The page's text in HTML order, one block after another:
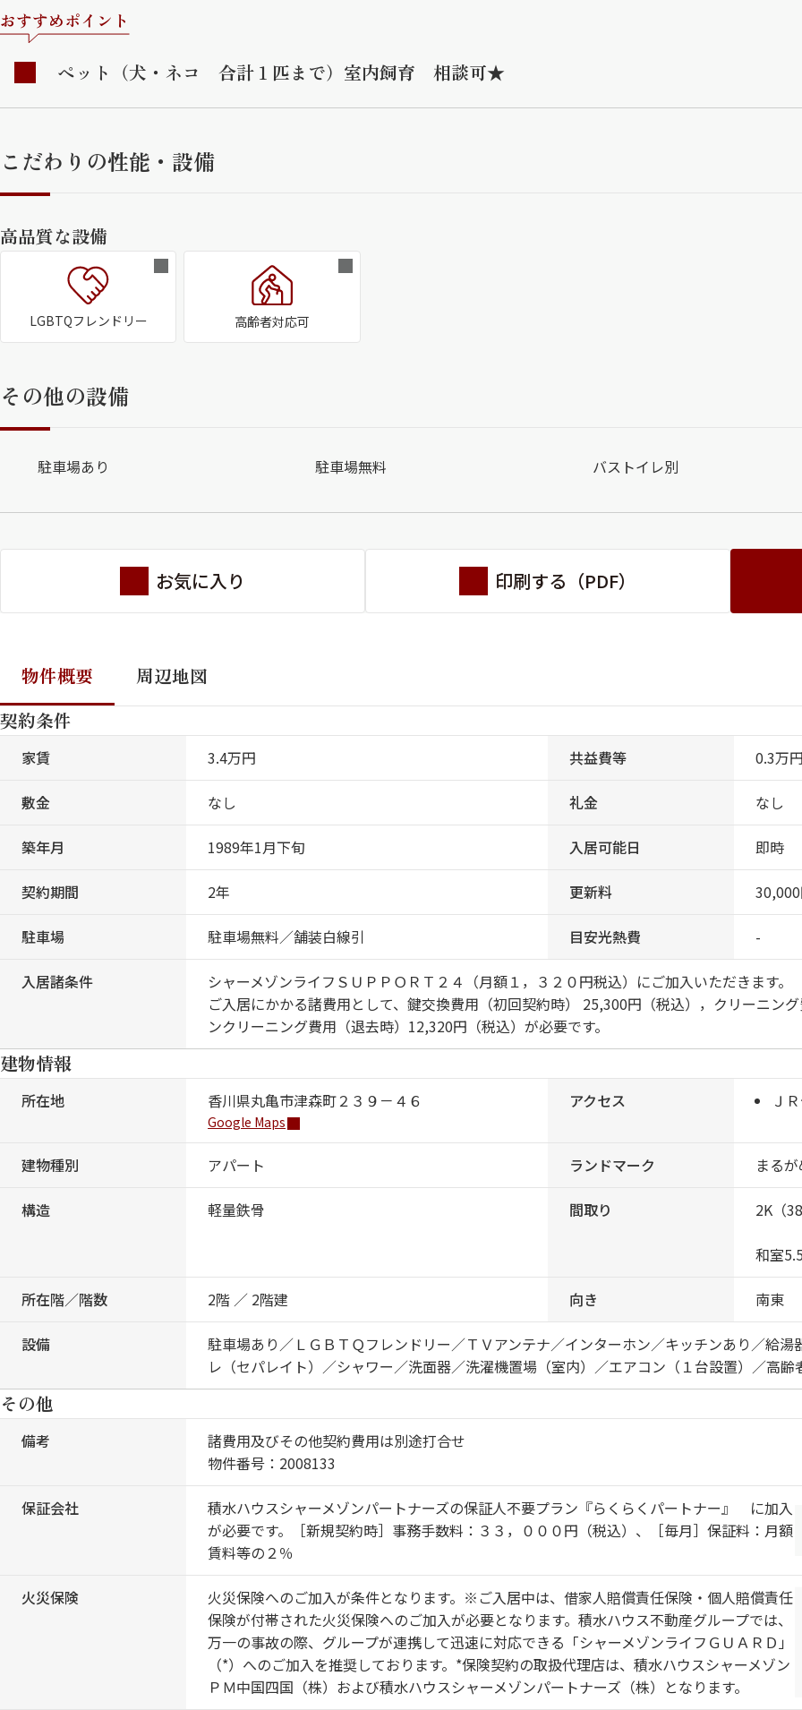
おすすめポイント
ペット（犬・ネコ 合計１匹まで）室内飼育 相談可★
こだわりの性能・設備
高品質な設備
LGBTQフレンドリー 高齢者対応可
その他の設備
駐車場あり 駐車場無料 バストイレ別
お気に入り 印刷する（PDF）
物件概要
周辺地図
契約条件
家賃 3.4万円 共益費等 0.3万
敷金 なし 礼金 なし
築年月 1989年1月下旬 入居可能日 即時
契約期間 2年 更新料
駐車場 駐車場無料／舗装白線引 目安光熱費 -
入居諸条件
シャーメゾンライフＳＵＰＰＯＲＴ２４（月額１，３２０円税込）にご加入いただきます。
ご入居にかかる諸費用として、鍵交換費用（初回契約時） 25,300円（税込），クリーニン
ンクリーニング費用（退去時）12,320円（税込）が必要です。
建物情報
所在地 香川県丸亀市津森町２３９－４６
Google Maps
アクセス Ｊ
建物種別 アパート ランドマーク まる
構造 軽量鉄骨 間取り 2K（
和室
所在階／階数 2階 ／ 2階建 向き 南東
設備
駐車場あり／ＬＧＢＴＱフレンドリー／ＴＶアンテナ／インターホン／キッチンあり／給
レ（セパレイト）／シャワー／洗面器／洗濯機置場（室内）／エアコン（１台設置）／高
その他
備考
諸費用及びその他契約費用は別途打合せ
物件番号：2008133
保証会社
積水ハウスシャーメゾンパートナーズの保証人不要プラン『らくらくパートナー』 に加入
が必要です。［新規契約時］事務手数料：３３，０００円（税込）、［毎月］保証料：月額
賃料等の２％
火災保険
火災保険へのご加入が条件となります。※ご入居中は、借家人賠償責任保険・個人賠償責任
保険が付帯された火災保険へのご加入が必要となります。積水ハウス不動産グループでは、
万一の事故の際、グループが連携して迅速に対応できる「シャーメゾンライフＧＵＡＲＤ」
（*）へのご加入を推奨しております。*保険契約の取扱代理店は、積水ハウスシャーメゾン
ＰＭ中国四国（株）および積水ハウスシャーメゾンパートナーズ（株）となります。